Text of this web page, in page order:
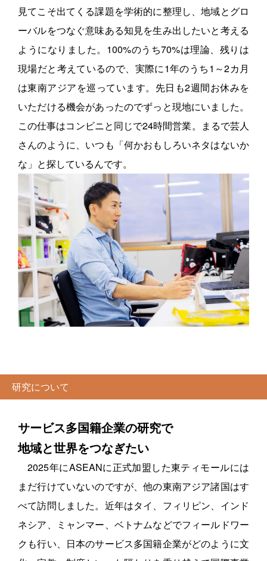
見てこそ出てくる課題を学術的に整理し、地域とグロ
ーバルをつなぐ意味ある知見を生み出したいと考える
ようになりました。100%のうち70%は理論、残りは
現場だと考えているので、実際に1年のうち1～2カ月
は東南アジアを巡っています。先日も2週間お休みを
いただける機会があったのでずっと現地にいました。
この仕事はコンビニと同じで24時間営業。まるで芸人
さんのように、いつも「何かおもしろいネタはないか
な」と探しているんです。
研究について
サービス多国籍企業の研究で
地域と世界をつなぎたい
2025年にASEANに正式加盟した東ティモールには
まだ行けていないのですが、他の東南アジア諸国はす
べて訪問しました。近年はタイ、フィリピン、インド
ネシア、ミャンマー、ベトナムなどでフィールドワー
クも行い、日本のサービス多国籍企業がどのように文